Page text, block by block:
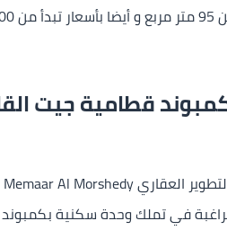
قطامية جيت
في تملك وحدة سكنية